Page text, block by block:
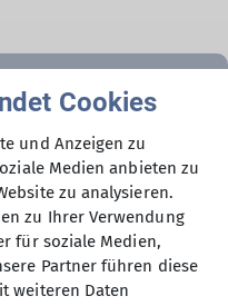
Cookies
und Anzeigen zu
Medien anbieten zu
zu analysieren.
zu Ihrer Verwendung
für soziale Medien,
Partner führen diese
weiteren Daten